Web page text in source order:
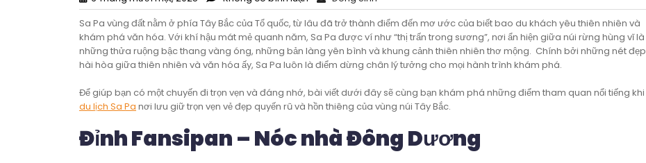
Sa Pa vùng đất nằm ở phía Tây Bắc của Tổ quốc, từ lâu đã trở thành điểm đến mơ ước của biết bao du khách yêu thiên nhiên và
khám phá văn hóa. Với khí hậu mát mẻ quanh năm, Sa Pa được ví như “thị trấn trong sương”, nơi ẩn hiện giữa núi rừng hùng vĩ là
những thửa ruộng bậc thang vàng óng, những bản làng yên bình và khung cảnh thiên nhiên thơ mộng. Chính bởi những nét đẹp
hài hòa giữa thiên nhiên và văn hóa ấy, Sa Pa luôn là điểm dừng chân lý tưởng cho mọi hành trình khám phá.
Để giúp bạn có một chuyến đi trọn vẹn và đáng nhớ, bài viết dưới đây sẽ cùng bạn khám phá những điểm tham quan nổi tiếng khi
du lịch Sa Pa nơi lưu giữ trọn vẹn vẻ đẹp quyến rũ và hồn thiêng của vùng núi Tây Bắc.
Đỉnh Fansipan – Nóc nhà Đông Dương